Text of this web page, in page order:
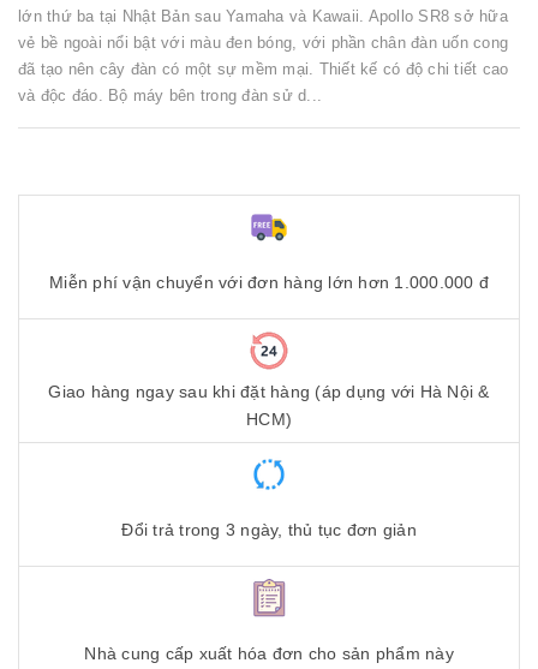
lớn thứ ba tại Nhật Bản sau Yamaha và Kawaii. Apollo SR8 sở hữa
vẻ bề ngoài nổi bật với màu đen bóng, với phần chân đàn uốn cong
đã tạo nên cây đàn có một sự mềm mại. Thiết kế có độ chi tiết cao
và độc đáo. Bộ máy bên trong đàn sử d...
Miễn phí vận chuyển với đơn hàng lớn hơn 1.000.000 đ
Giao hàng ngay sau khi đặt hàng (áp dụng với Hà Nội &
HCM)
Đổi trả trong 3 ngày, thủ tục đơn giản
Nhà cung cấp xuất hóa đơn cho sản phẩm này